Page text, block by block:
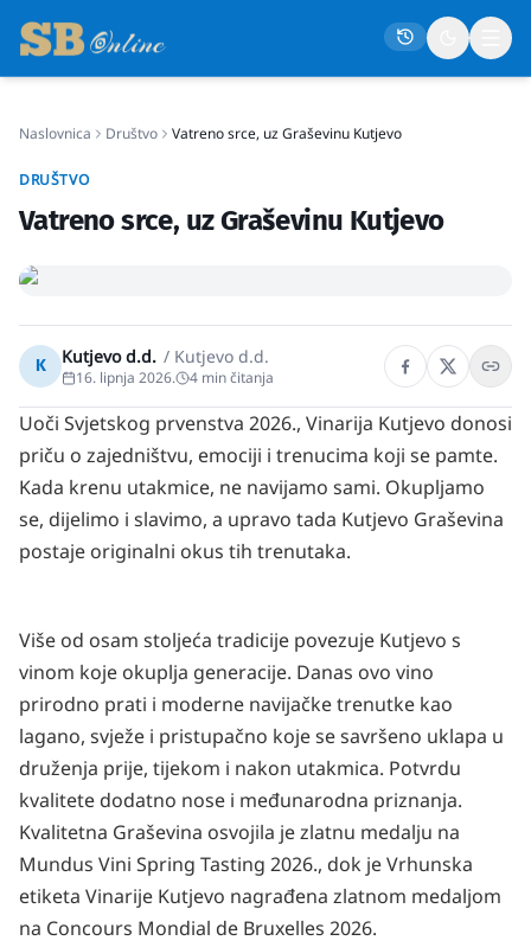
Gospodarstvo
Život
Crna kronika
Sport
Kultura
Osmrtnice
Naslovnica Društvo Vatreno srce, uz Graševinu Kutjevo
DRUŠTVO
Vatreno srce, uz Graševinu Kutjevo
K Kutjevo d.d. / Kutjevo d.d.
16. lipnja 2026. 4 min čitanja
Uoči Svjetskog prvenstva 2026., Vinarija Kutjevo donosi
priču o zajedništvu, emociji i trenucima koji se pamte.
Kada krenu utakmice, ne navijamo sami. Okupljamo
se, dijelimo i slavimo, a upravo tada Kutjevo Graševina
postaje originalni okus tih trenutaka.
Više od osam stoljeća tradicije povezuje Kutjevo s
vinom koje okuplja generacije. Danas ovo vino
prirodno prati i moderne navijačke trenutke kao
lagano, svježe i pristupačno koje se savršeno uklapa u
druženja prije, tijekom i nakon utakmica. Potvrdu
kvalitete dodatno nose i međunarodna priznanja.
Kvalitetna Graševina osvojila je zlatnu medalju na
Mundus Vini Spring Tasting 2026., dok je Vrhunska
etiketa Vinarije Kutjevo nagrađena zlatnom medaljom
na Concours Mondial de Bruxelles 2026.